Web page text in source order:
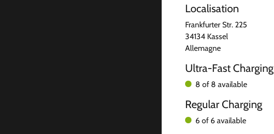
Localisation
Frankfurter Str. 225
34134 Kassel
Allemagne
Ultra-Fast Charging
8 of 8 available
Regular Charging
6 of 6 available